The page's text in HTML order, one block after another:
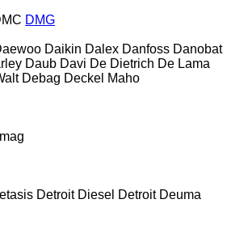
DMG
Daikin Dalex Danfoss Danobat
Daub Davi De Dietrich De Lama
Debag Deckel Maho
Detroit Diesel Detroit Deuma